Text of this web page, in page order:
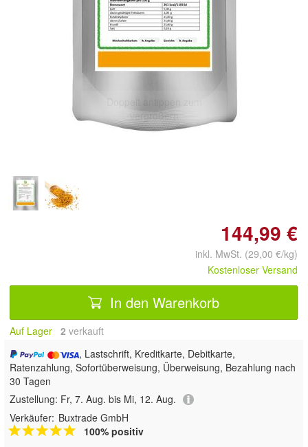
vergrößern
144,99 €
inkl. MwSt. (29,00 €/kg)
Kostenloser Versand
In den Warenkorb
Auf Lager 2 verkauft
, Lastschrift, Kreditkarte, Debitkarte,
Ratenzahlung, Sofortüberweisung, Überweisung, Bezahlung nach
30 Tagen
Zustellung: Fr, 7. Aug. bis Mi, 12. Aug.
Verkäufer: Buxtrade GmbH
100% positiv